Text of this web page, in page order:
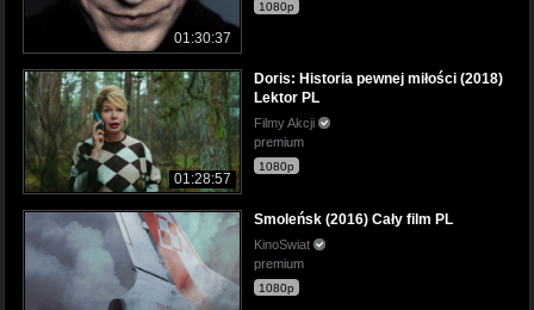
01:30:37
1080p
01:28:57
Doris: Historia pewnej miłości (2018)
Lektor PL
Filmy Akcji
premium
1080p
Smoleńsk (2016) Cały film PL
KinoSwiat
premium
1080p